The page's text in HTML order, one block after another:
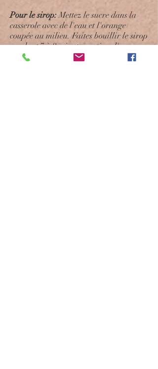
Pour le sirop:Mettez le sucre dans la
casserole avec de l'eau et l'orange
coupée au milieu. Faites bouillir le sirop
pendant 7 à 8 minutes, retirez l'orange
et versez les flûtes avec le sirop.